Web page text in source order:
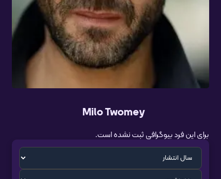
Milo Twomey
برای این فرد بیوگرافی ثبت نشده است.